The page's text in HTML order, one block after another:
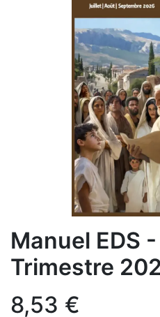
Manuel EDS
Trimestre
8,53 €